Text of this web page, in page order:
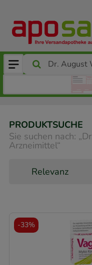
PRODUKTSUCHE
Sie suchen nach: „
Arzneimittel“
-33%